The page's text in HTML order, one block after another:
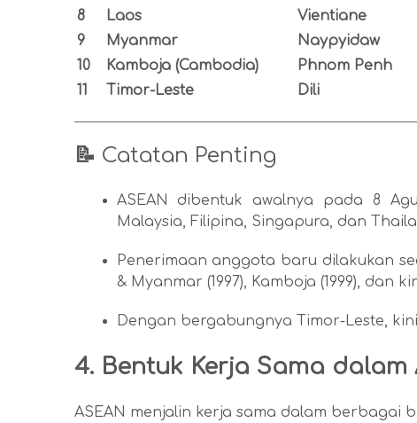
8
Laos Vientiane
9
Myanmar Naypyidaw
10
Kamboja (Cambodia) Phnom Penh
11
Timor-Leste Dili
📝 Catatan Penting
ASEAN dibentuk awalnya pada 8
Malaysia, Filipina, Singapura, dan
Penerimaan anggota baru dilakukan
& Myanmar (1997), Kamboja (1999), dan
Dengan bergabungnya Timor-Leste,
4. Bentuk Kerja Sama dalam
ASEAN menjalin kerja sama dalam berbagai